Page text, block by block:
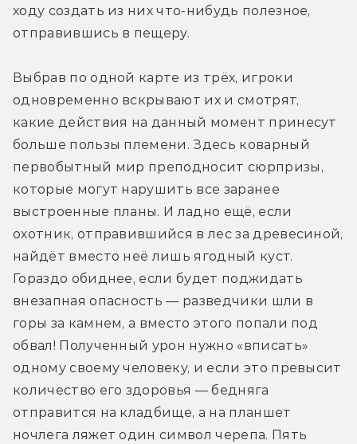
ходу создать из них что-нибудь полезное,
отправившись в пещеру.
Выбрав по одной карте из трёх, игроки
одновременно вскрывают их и смотрят,
какие действия на данный момент принесут
больше пользы племени. Здесь коварный
первобытный мир преподносит сюрпризы,
которые могут нарушить все заранее
выстроенные планы. И ладно ещё, если
охотник, отправившийся в лес за древесиной,
найдёт вместо неё лишь ягодный куст.
Гораздо обиднее, если будет поджидать
внезапная опасность — разведчики шли в
горы за камнем, а вместо этого попали под
обвал! Полученный урон нужно «вписать»
одному своему человеку, и если это превысит
количество его здоровья — бедняга
отправится на кладбище, а на планшет
ночлега ляжет один символ черепа. Пять